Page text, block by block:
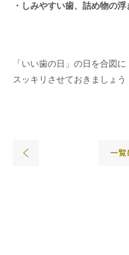
・しみやすい歯、詰め物の
「いい歯の日」の日を合図に
スッキリさせておきましょう